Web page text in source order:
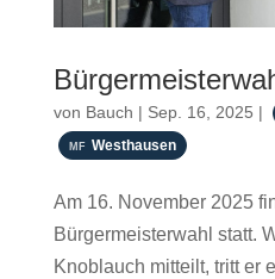
von Bauch | Sep. 16, 2025 |
Westhausen
Am 16. November 2025
Bürgermeisterwahl statt.
Knoblauch mitteilt, tritt er